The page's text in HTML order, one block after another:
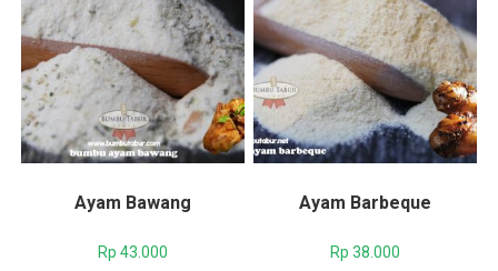
Ayam Bawang
Rp 43.000
Ayam Barbeque
Rp 38.000